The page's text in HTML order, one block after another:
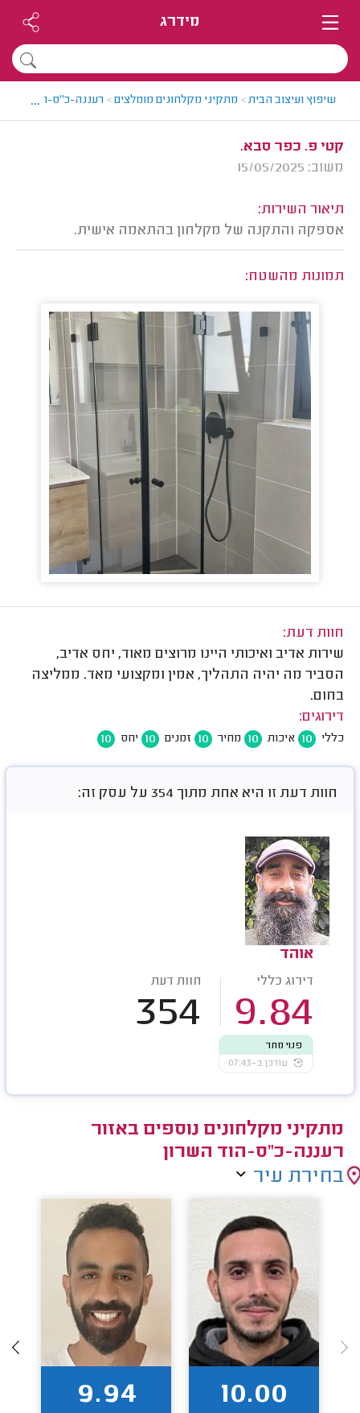
מידרג
שיפוץ ועיצוב הבית> מתקיני מקלחונים מומלצים> רעננה-כ"ס-הוד...
קטי פ. כפר סבא.
משוב: 15/05/2025
תיאור השירות:
אספקה והתקנה של מקלחון בהתאמה אישית.
תמונות מהשטח:
חוות דעת:
שירות אדיב ואיכותי היינו מרוצים מאוד, יחס אדיב,
הסביר מה יהיה התהליך, אמין ומקצועי מאד. ממליצה
בחום.
דירוגים:
כללי 10 איכות 10 מחיר 10 זמנים 10 יחס 10
חוות דעת זו היא אחת מתוך 354 על עסק זה:
אוהד
דירוג כללי
9.84
חוות דעת
354
פנוי מחר
עודכן ב-07:43
מתקיני מקלחונים נוספים באזור
רעננה-כ"ס-הוד השרון
בחירת עיר
10.00
9.94